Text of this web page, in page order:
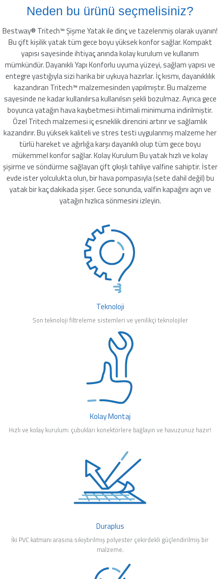
Neden bu ürünü seçmelisiniz?
Bestway® Tritech™ Şişme Yatak ile dinç ve tazelenmiş olarak uyanın!
Bu çift kişilik yatak tüm gece boyu yüksek konfor sağlar. Kompakt
yapısı sayesinde ihtiyaç anında kolay kurulum ve kullanım
mümkündür. Dayanıklı Yapı Konforlu uyuma yüzeyi, sağlam yapısı ve
entegre yastığıyla sizi harika bir uykuya hazırlar. İç kısmı, dayanıklılık
kazandıran Tritech™ malzemesinden yapılmıştır. Bu malzeme
sayesinde ne kadar kullanılırsa kullanılsın şekli bozulmaz. Ayrıca gece
boyunca yatağın hava kaybetmesi ihtimali minimuma indirilmiştir.
Özel Tritech malzemesi iç esneklik direncini artırır ve sağlamlık
kazandırır. Bu yüksek kaliteli ve stres testi uygulanmış malzeme her
türlü hareket ve ağırlığa karşı dayanıklı olup tüm gece boyu
mükemmel konfor sağlar. Kolay Kurulum Bu yatak hızlı ve kolay
şişirme ve söndürme sağlayan çift çıkışlı tahliye valfine sahiptir. İster
evde ister yolculukta olun, bir hava pompasıyla (sete dahil değil) bu
yatak bir kaç dakikada şişer. Gece sonunda, valfin kapağını açın ve
yatağın hızlıca sönmesini izleyin.
Teknoloji
Son teknoloji filtreleme sistemleri ve yenilikçi teknolojiler
Kolay Montaj
Hızlı ve kolay kurulum: çubukları konektörlere bağlayın ve havuzunuz hazır!
Duraplus
İki PVC katmanı arasına sıkıştırılmış polyester çekirdekli güçlendirilmiş bir
malzeme.